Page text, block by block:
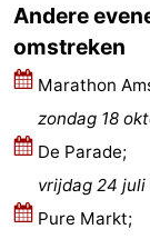
voor
toeristen
Medische
adressen
Weer
Contact
Andere
omstreken
Marathon
zondag 18
De Parade;
vrijdag 24 juli
Pure Markt;